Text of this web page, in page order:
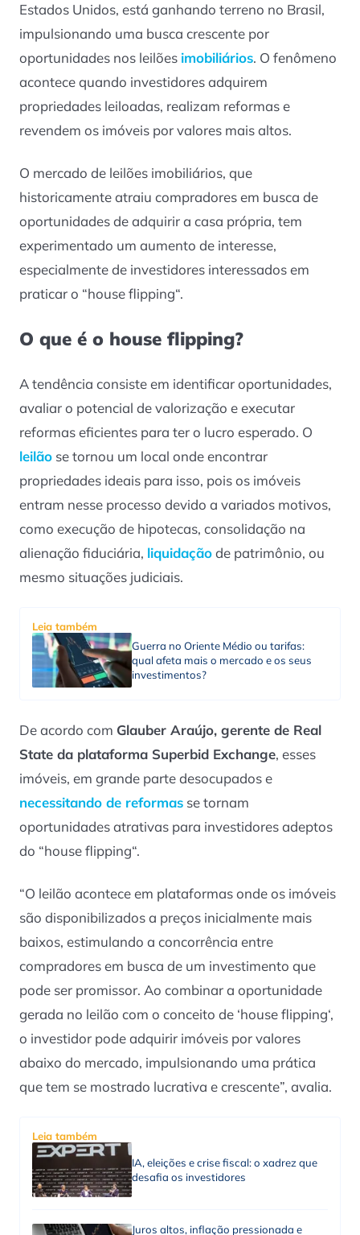
Estados Unidos, está ganhando terreno no Brasil,
impulsionando uma busca crescente por
oportunidades nos leilões imobiliários. O fenômeno
acontece quando investidores adquirem
propriedades leiloadas, realizam reformas e
revendem os imóveis por valores mais altos.
O mercado de leilões imobiliários, que
historicamente atraiu compradores em busca de
oportunidades de adquirir a casa própria, tem
experimentado um aumento de interesse,
especialmente de investidores interessados em
praticar o “house flipping“.
O que é o house flipping?
A tendência consiste em identificar oportunidades,
avaliar o potencial de valorização e executar
reformas eficientes para ter o lucro esperado. O
leilão se tornou um local onde encontrar
propriedades ideais para isso, pois os imóveis
entram nesse processo devido a variados motivos,
como execução de hipotecas, consolidação na
alienação fiduciária, liquidaçãode patrimônio, ou
mesmo situações judiciais.
Leia também
Guerra no Oriente Médio ou tarifas:
qual afeta mais o mercado e os seus
investimentos?
De acordo com Glauber Araújo, gerente de Real
State da plataforma Superbid Exchange, esses
imóveis, em grande parte desocupados e
necessitando de reformas se tornam
oportunidades atrativas para investidores adeptos
do “house flipping“.
“O leilão acontece em plataformas onde os imóveis
são disponibilizados a preços inicialmente mais
baixos, estimulando a concorrência entre
compradores em busca de um investimento que
pode ser promissor. Ao combinar a oportunidade
gerada no leilão com o conceito de ‘house flipping‘,
o investidor pode adquirir imóveis por valores
abaixo do mercado, impulsionando uma prática
que tem se mostrado lucrativa e crescente”, avalia.
Leia também
IA, eleições e crise fiscal: o xadrez que
desafia os investidores
Juros altos, inflação pressionada e